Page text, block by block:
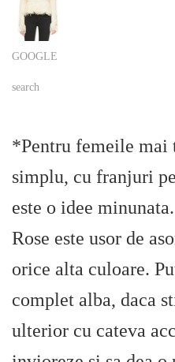
GOOGLE
search
*Pentru femeile mai
simplu, cu franjuri
este o idee
Rose este usor de
orice alta culoare.
complet alba, daca
ulterior cu cateva